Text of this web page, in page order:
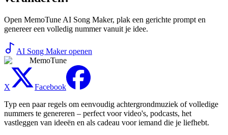
Open MemoTune AI Song Maker, plak een gerichte prompt en
genereer een volledig nummer vanuit je idee.
AI Song Maker openen
MemoTune
X
Facebook
Typ een paar regels om eenvoudig achtergrondmuziek of volledige
nummers te genereren – perfect voor video's, podcasts, het
vastleggen van ideeën en als cadeau voor iemand die je liefhebt.